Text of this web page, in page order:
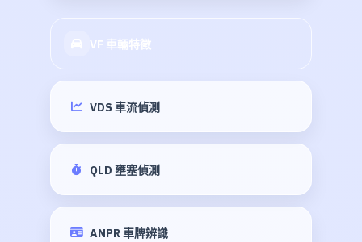
VF 車輛特徵
VDS 車流偵測
QLD 壅塞偵測
ANPR 車牌辨識